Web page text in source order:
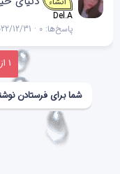
Del.A
پاسخ‌ها 0
12/31
1 از 4
شما برای فرستادن